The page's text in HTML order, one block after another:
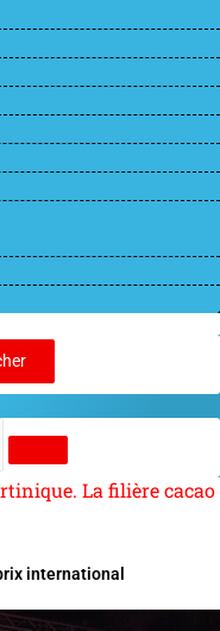
La filière cacao
international